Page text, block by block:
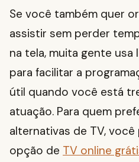
Se você também quer
assistir sem perder
na tela, muita gente usa
para facilitar a
útil quando você está
atuação. Para quem
alternativas de TV,
opção de TV online